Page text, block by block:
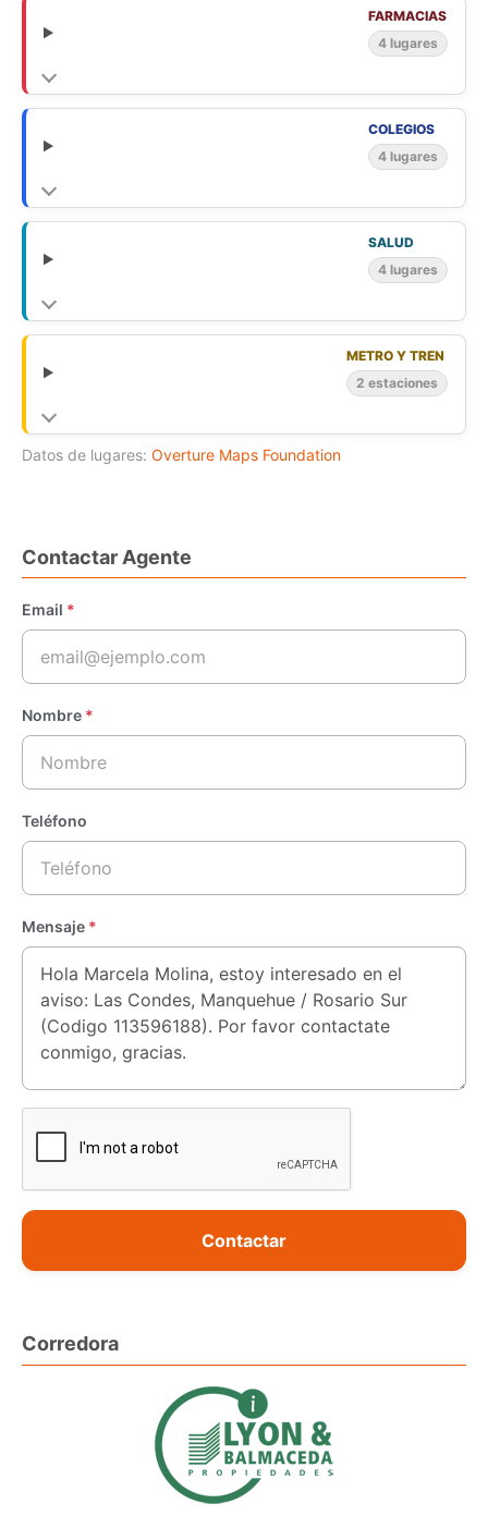
FARMACIAS
4 lugares
COLEGIOS
4 lugares
SALUD
4 lugares
METRO Y TREN
2 estaciones
Datos de lugares: Overture Maps Foundation
Contactar Agente
Email *
Nombre *
Teléfono
Mensaje *
Contactar
Corredora